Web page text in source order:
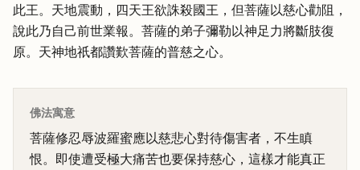
此王。天地震動，四天王欲誅殺國王，但菩薩以慈心勸阻，
說此乃自己前世業報。菩薩的弟子彌勒以神足力將斷肢復
原。天神地祇都讚歎菩薩的普慈之心。
佛法寓意
菩薩修忍辱波羅蜜應以慈悲心對待傷害者，不生瞋
恨。即使遭受極大痛苦也要保持慈心，這樣才能真正